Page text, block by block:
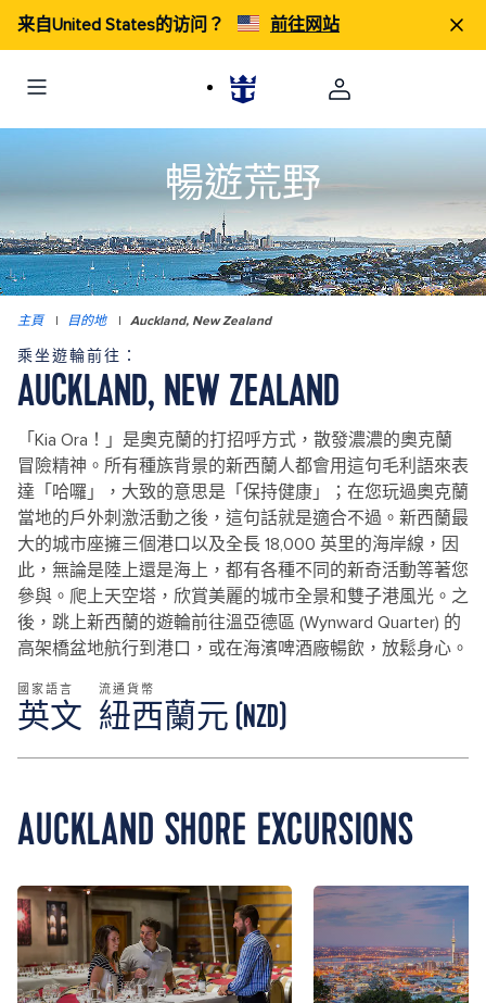
来自United States的访问？ 前往网站
暢遊荒野
主頁 | 目的地 | Auckland, New Zealand
乘坐遊輪前往：
AUCKLAND, NEW ZEALAND
「Kia Ora！」是奧克蘭的打招呼方式，散發濃濃的奧克蘭
冒險精神。所有種族背景的新西蘭人都會用這句毛利語來表
達「哈囉」，大致的意思是「保持健康」；在您玩過奧克蘭
當地的戶外刺激活動之後，這句話就是適合不過。新西蘭最
大的城市座擁三個港口以及全長 18,000 英里的海岸線，因
此，無論是陸上還是海上，都有各種不同的新奇活動等著您
參與。爬上天空塔，欣賞美麗的城市全景和雙子港風光。之
後，跳上新西蘭的遊輪前往溫亞德區 (Wynward Quarter) 的
高架橋盆地航行到港口，或在海濱啤酒廠暢飲，放鬆身心。
國家語言
英文
流通貨幣
紐西蘭元 (NZD)
AUCKLAND SHORE EXCURSIONS